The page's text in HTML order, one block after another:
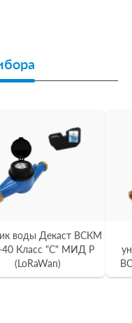
воды Декаст ВСКМ
40 Класс "С" МИД Р
(LoRaWan)